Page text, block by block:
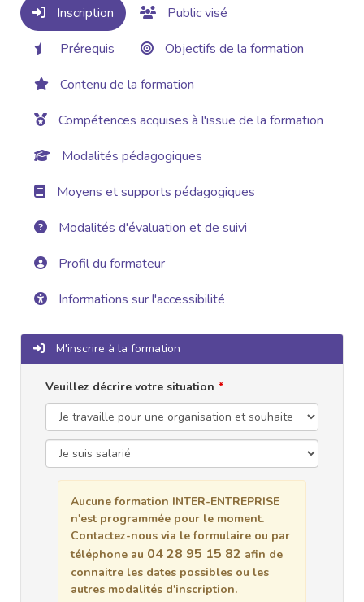
Inscription
Public visé
Prérequis
Objectifs de la formation
Contenu de la formation
Compétences acquises à l'issue de la formation
Modalités pédagogiques
Moyens et supports pédagogiques
Modalités d'évaluation et de suivi
Profil du formateur
Informations sur l'accessibilité
M'inscrire à la formation
Veuillez décrire votre situation
Aucune formation INTER-ENTREPRISE
n'est programmée pour le moment.
Contactez-nous via le formulaire ou par
téléphone au 04 28 95 15 82 afin de
connaitre les dates possibles ou les
autres modalités d'inscription.